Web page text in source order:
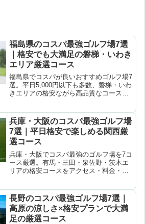
福島県のコスパ最強ゴルフ場7選
｜格安でも大満足の磐梯・いわき
エリア厳選コース
福島県でコスパが良いおすすめゴルフ場7
選。平日5,000円以下も多数、磐梯・いわ
きエリアの格安ながら高品質なコースを
兵庫・大阪のコスパ最強ゴルフ場
7選｜平日格安で楽しめる関西厳
選コース
兵庫・大阪でコスパ最強のゴルフ場を7コ
ース厳選。有馬・三田・泉佐野・茨木エ
リアの格安コースをアクセス・料金・特
す。
長野のコスパ最強ゴルフ場7選｜
高原の涼しさ×格安プランで大満
足の厳選コース